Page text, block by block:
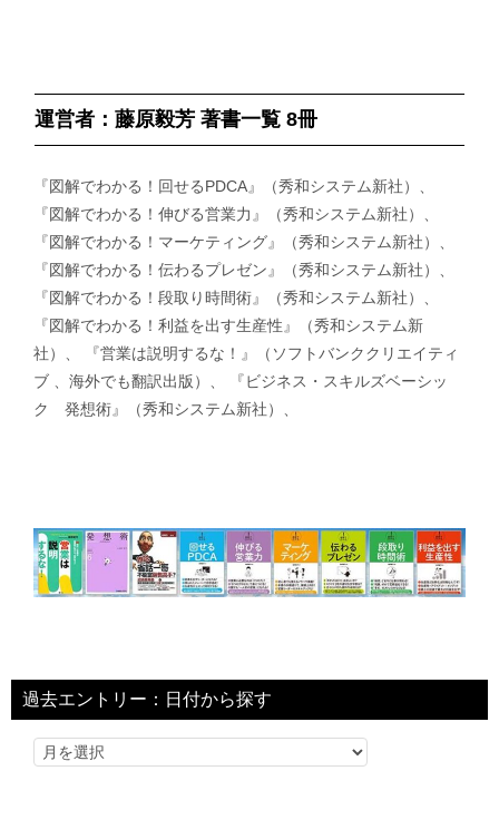
運営者：藤原毅芳 著書一覧 8冊
『図解でわかる！回せるPDCA』（秀和システム新社）、
『図解でわかる！伸びる営業力』（秀和システム新社）、
『図解でわかる！マーケティング』（秀和システム新社）、
『図解でわかる！伝わるプレゼン』（秀和システム新社）、
『図解でわかる！段取り時間術』（秀和システム新社）、
『図解でわかる！利益を出す生産性』（秀和システム新
社）、 『営業は説明するな！』（ソフトバンククリエイティ
ブ 、海外でも翻訳出版）、 『ビジネス・スキルズベーシッ
ク 発想術』（秀和システム新社）、
過去エントリー：日付から探す